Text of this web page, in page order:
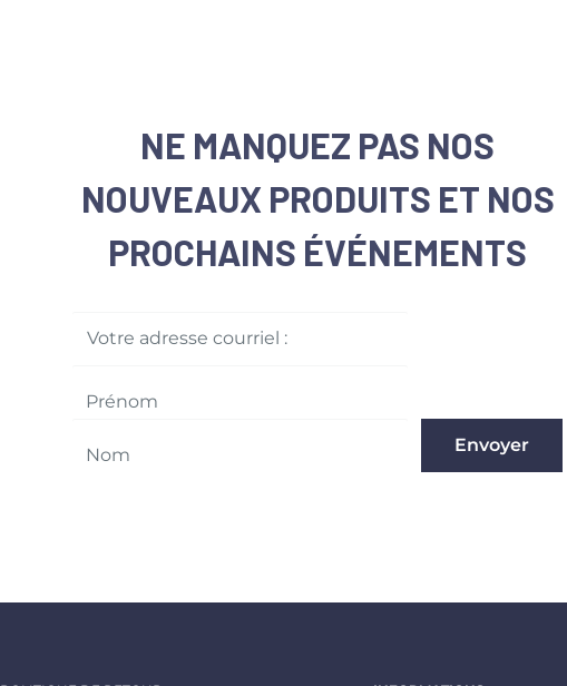
NE MANQUEZ PAS NOS
NOUVEAUX PRODUITS ET NOS
PROCHAINS ÉVÉNEMENTS
Votre adresse courriel :
Envoyer